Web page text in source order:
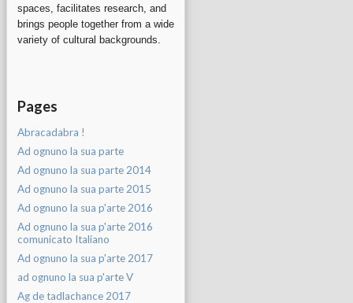
spaces, facilitates research, and
brings people together from a wide
variety of cultural backgrounds.
Pages
Abracadabra !
Ad ognuno la sua parte
Ad ognuno la sua parte 2014
Ad ognuno la sua parte 2015
Ad ognuno la sua p'arte 2016
Ad ognuno la sua p'arte 2016
comunicato Italiano
Ad ognuno la sua p'arte 2017
ad ognuno la sua p'arte V
Ag de tadlachance 2017